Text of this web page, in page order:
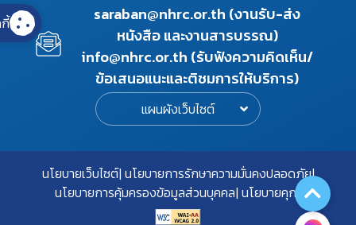
saraban@nhrc.or.th (งานรับ-ส่ง
หนังสือ และงานสารบรรณ)
info@nhrc.or.th (รับฟังความคิดเห็น/
ข้อเสนอแนะและติชมการให้บริการ)
แผนผังเว็บไซต์
นโยบายเว็บไซต์ นโยบายการรักษาความมั่นคงปลอดภัย
นโยบายการคุ้มครองข้อมูลส่วนบุคคล นโยบายคุกกี้